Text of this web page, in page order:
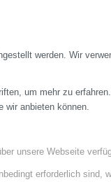
werden. Wir
um mehr zu
wir anbieten können.
unsere Webseite
erforderlich